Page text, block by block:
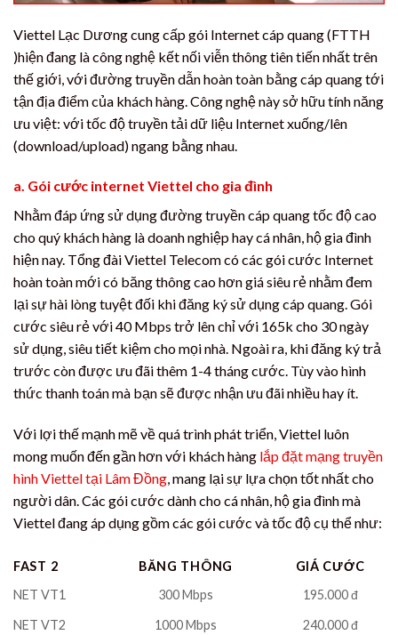
Viettel Lạc Dương cung cấp gói Internet cáp quang (FTTH
)hiện đang là công nghệ kết nối viễn thông tiên tiến nhất trên
thế giới, với đường truyền dẫn hoàn toàn bằng cáp quang tới
tận địa điểm của khách hàng. Công nghệ này sở hữu tính năng
ưu việt: với tốc độ truyền tải dữ liệu Internet xuống/lên
(download/upload) ngang bằng nhau.
a. Gói cước internet Viettel cho gia đình
Nhằm đáp ứng sử dụng đường truyền cáp quang tốc độ cao
cho quý khách hàng là doanh nghiệp hay cá nhân, hộ gia đình
hiện nay. Tổng đài Viettel Telecom có các gói cước Internet
hoàn toàn mới có băng thông cao hơn giá siêu rẻ nhằm đem
lại sự hài lòng tuyệt đối khi đăng ký sử dụng cáp quang. Gói
cước siêu rẻ với 40 Mbps trở lên chỉ với 165k cho 30 ngày
sử dụng, siêu tiết kiệm cho mọi nhà. Ngoài ra, khi đăng ký trả
trước còn được ưu đãi thêm 1-4 tháng cước. Tùy vào hình
thức thanh toán mà bạn sẽ được nhận ưu đãi nhiều hay ít.
Với lợi thế mạnh mẽ về quá trình phát triển, Viettel luôn
mong muốn đến gần hơn với khách hàng lắp đặt mạng truyền
hình Viettel tại Lâm Đồng, mang lại sự lựa chọn tốt nhất cho
người dân. Các gói cước dành cho cá nhân, hộ gia đình mà
Viettel đang áp dụng gồm các gói cước và tốc độ cụ thể như:
FAST 2 BĂNG THÔNG
GIÁ CƯỚC
NET VT1
300 Mbps
195.000 đ
NET VT2
1000 Mbps
240.000 đ